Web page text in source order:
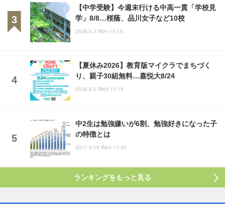
【中学受験】今週末行ける中高一貫「学校見
学」8/8…桜蔭、品川女子など10校
2026.8.3 Mon 10:15
【夏休み2026】教育版マイクラでまちづく
り、親子30組無料…嘉悦大8/24
2026.8.5 Wed 19:15
中2生は勉強嫌いが6割、勉強好きになった子
の特徴とは
2017.4.19 Wed 17:45
ランキングをもっと見る